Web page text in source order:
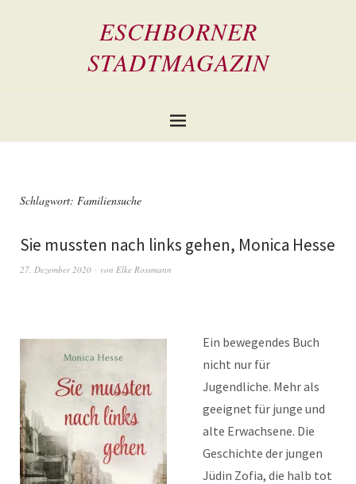
ESCHBORNER
STADTMAGAZIN
Schlagwort: Familiensuche
Sie mussten nach links gehen, Monica Hesse
27. Dezember 2020 von Elke Rossmann
Ein bewegendes Buch
nicht nur für
Jugendliche. Mehr als
geeignet für junge und
alte Erwachsene. Die
Geschichte der jungen
Jüdin Zofia, die halb tot